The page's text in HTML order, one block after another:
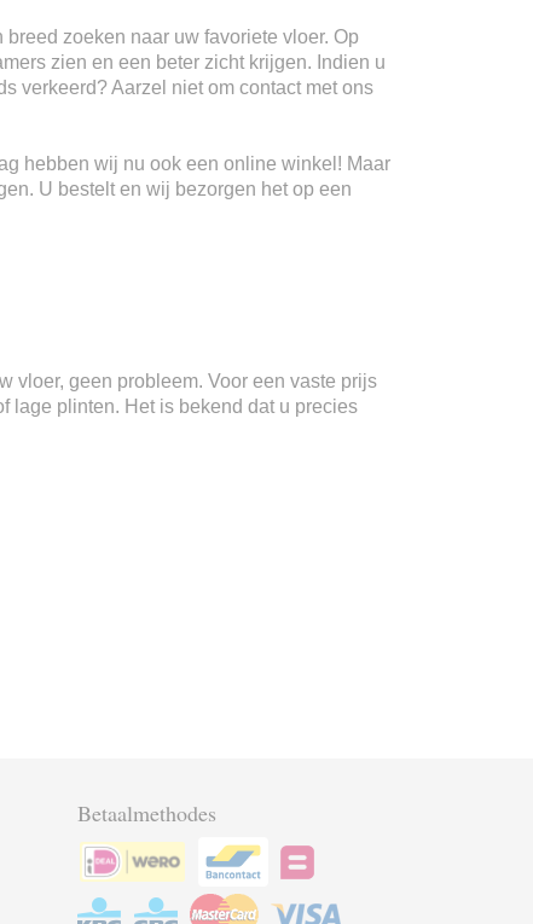
zoeken naar uw favoriete vloer. Op
zien en een beter zicht krijgen. Indien u
verkeerd? Aarzel niet om contact met ons
hebben wij nu ook een online winkel! Maar
U bestelt en wij bezorgen het op een
vloer, geen probleem. Voor een vaste prijs
lage plinten. Het is bekend dat u precies
Betaalmethodes